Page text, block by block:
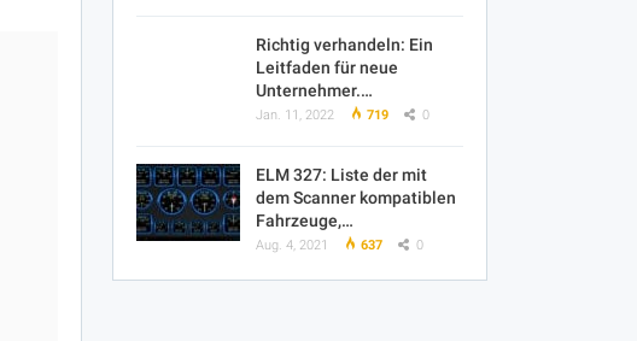
Richtig verhandeln: Ein
Leitfaden für neue
Unternehmer.…
Jan. 11, 2022 719 0
ELM 327: Liste der mit
dem Scanner kompatiblen
Fahrzeuge,…
Aug. 4, 2021 637 0